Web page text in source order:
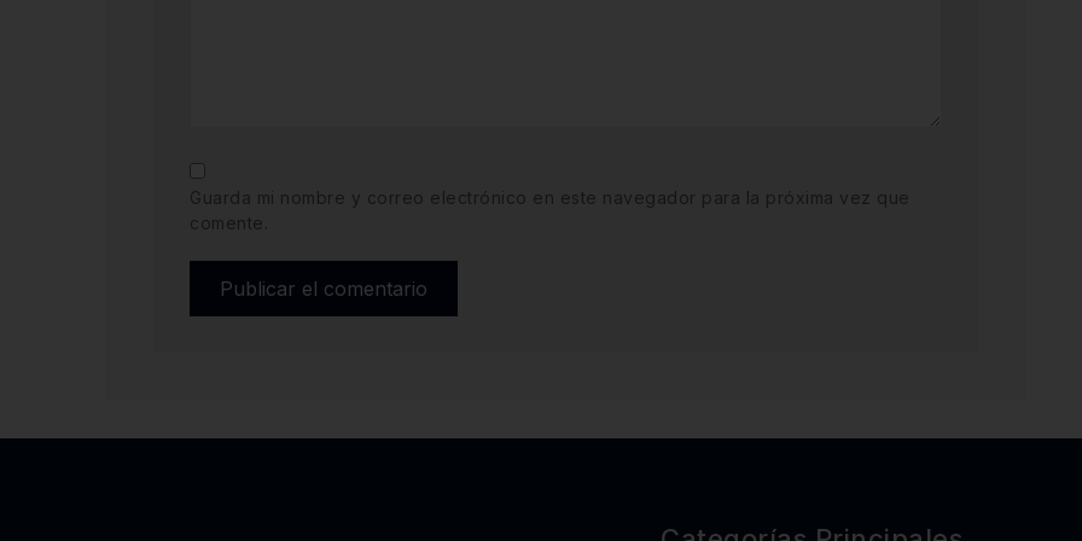
Guarda mi nombre y correo electrónico en este navegador para la próxima vez que
comente.